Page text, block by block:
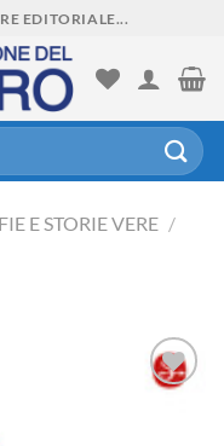
EDITORIALE...
E STORIE VERE /